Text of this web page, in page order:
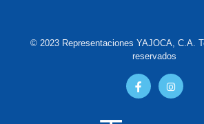
© 2023 Representaciones YAJOCA, C.A.
reservados